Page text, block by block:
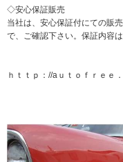
◇安心保証販売
当社は、安心保証付にての販
で、ご確認下さい。保証内容
ｈｔｔｐ：//aｕｔｏｆｒｅｅ